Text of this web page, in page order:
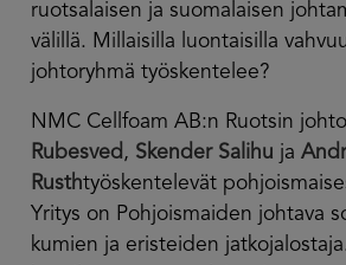
ruotsalaisen ja suomalaisen
välillä. Millaisilla luontaisilla
johtoryhmä työskentelee?
NMC Cellfoam AB:n Ruotsin
Rubesved , Skender Salihu ja
Rusthtyöskentelevät
Yritys on Pohjoismaiden johtava
kumien ja eristeiden